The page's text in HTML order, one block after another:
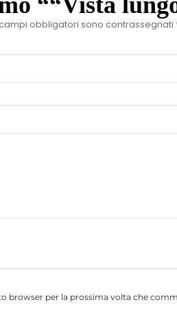
obbligatori sono contrassegnati
browser per la prossima volta che